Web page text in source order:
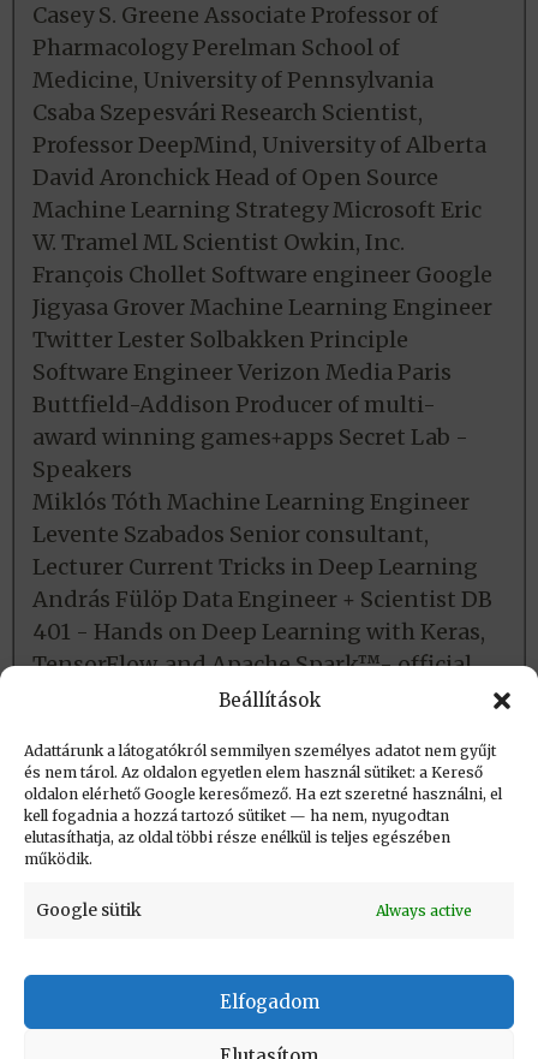
Beállítások
Adattárunk a látogatókról semmilyen személyes adatot nem gyűjt
és nem tárol. Az oldalon egyetlen elem használ sütiket: a Kereső
oldalon elérhető Google keresőmező. Ha ezt szeretné használni, el
kell fogadnia a hozzá tartozó sütiket — ha nem, nyugodtan
elutasíthatja, az oldal többi része enélkül is teljes egészében
működik.
Google sütik Always active
Elfogadom
Casey S. Greene Associate Professor of
Pharmacology Perelman School of
Medicine, University of Pennsylvania
Csaba Szepesvári Research Scientist,
Professor DeepMind, University of Alberta
David Aronchick Head of Open Source
Machine Learning Strategy Microsoft Eric
W. Tramel ML Scientist Owkin, Inc.
François Chollet Software engineer Google
Jigyasa Grover Machine Learning Engineer
Twitter Lester Solbakken Principle
Software Engineer Verizon Media Paris
Buttfield-Addison Producer of multi-
award winning games+apps Secret Lab -
Speakers
Miklós Tóth Machine Learning Engineer
Levente Szabados Senior consultant,
Lecturer Current Tricks in Deep Learning
András Fülöp Data Engineer + Scientist DB
401 - Hands on Deep Learning with Keras,
TensorFlow, and Apache Spark™- official
Databricks workshop - Workshp előadók
Létrehozva (post_date): 2020.07.27. 20:25
Utolsó módosítás (post_modified): 2026.05.10.
23:25
Impresszum
Adatvédelmi tájékoztató